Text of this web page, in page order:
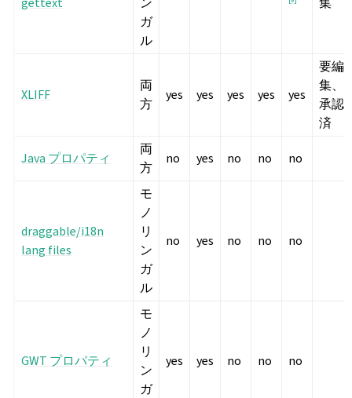
ガ
ル
XLIFF
両
方
yes yes yes yes yes
要編
集、
承認
済
Java プロパティ
両
方
no yes no no no
draggable/i18n
lang files
モ
ノ
リ
ン
ガ
ル
no yes no no no
GWT プロパティ
モ
ノ
リ
ン
ガ
yes yes no no no